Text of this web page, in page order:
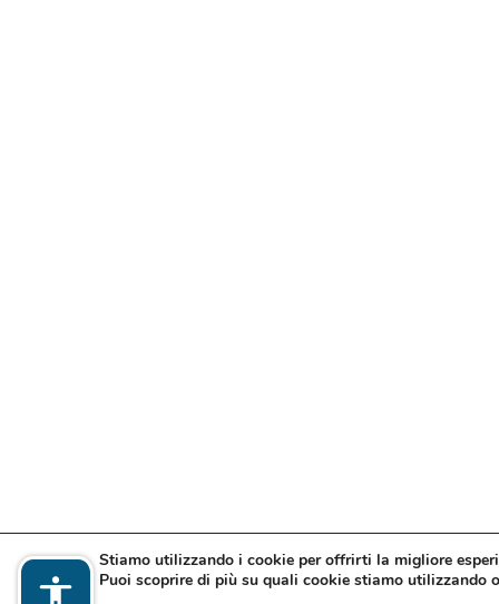
Stiamo utilizzando i cookie per offrirti la migliore
Puoi scoprire di più su quali cookie stiamo